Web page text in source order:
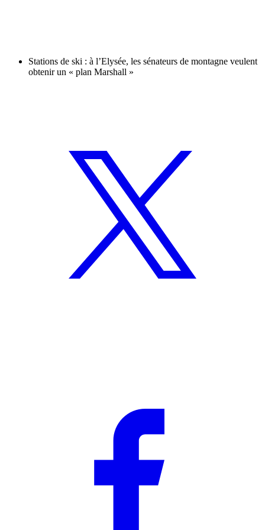
Stations de ski : à l’Elysée, les sénateurs de montagne veulent
obtenir un « plan Marshall »